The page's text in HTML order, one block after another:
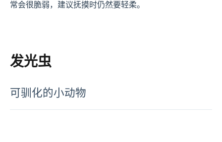
常会很脆弱，建议抚摸时仍然要轻柔。
发光虫
可驯化的小动物